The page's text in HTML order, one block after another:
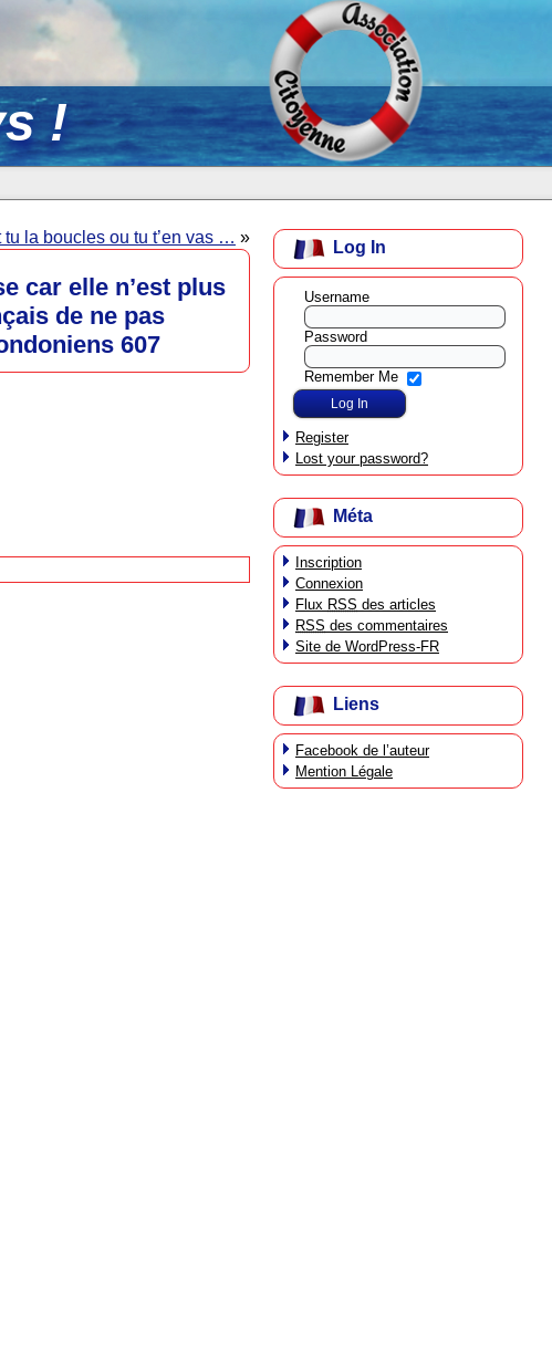
!
la boucles ou tu t’en vas … »
car elle n’est plus
de ne pas
607
Log In
Username
Password
Remember Me
Register
Lost your password?
Méta
Inscription
Connexion
Flux RSS des articles
RSS des commentaires
Site de WordPress-FR
Liens
Facebook de l’auteur
Mention Légale